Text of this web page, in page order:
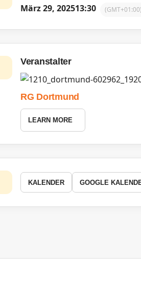
März 29, 202513:30 (GMT+01:00)
Veranstalter
RG Dortmund
LEARN MORE
KALENDER GOOGLE